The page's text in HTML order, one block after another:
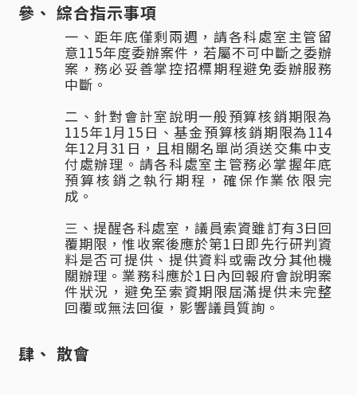
綜合指示事項
一、距年底僅剩兩週，請各科處室主管留
意115年度委辦案件，若屬不可中斷之委辦
案，務必妥善掌控招標期程避免委辦服務
中斷。
二、針對會計室說明一般預算核銷期限為
115年1月15日、基金預算核銷期限為114
年12月31日，且相關名單尚須送交集中支
付處辦理。請各科處室主管務必掌握年底
預算核銷之執行期程，確保作業依限完
成。
三、提醒各科處室，議員索資雖訂有3日回
覆期限，惟收案後應於第1日即先行研判資
料是否可提供、提供資料或需改分其他機
關辦理。業務科應於1日內回報府會說明案
件狀況，避免至索資期限屆滿提供未完整
回覆或無法回復，影響議員質詢。
散會